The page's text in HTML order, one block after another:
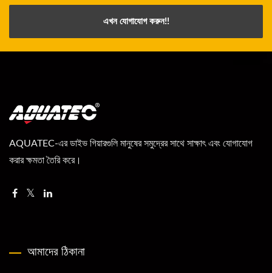
এখন যোগাযোগ করুন!!
AQUATEC-এর ডাইভ গিয়ারগুলি মানুষের সমুদ্রের সাথে সাক্ষাৎ এবং যোগাযোগ
করার ক্ষমতা তৈরি করে।
আমাদের ঠিকানা